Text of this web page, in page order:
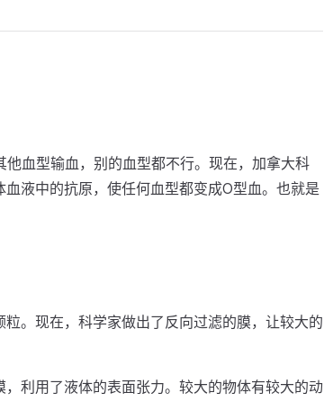
血型输血，别的血型都不行。现在，加拿大科
液中的抗原，使任何血型都变成O型血。也就是
。现在，科学家做出了反向过滤的膜，让较大的
利用了液体的表面张力。较大的物体有较大的动